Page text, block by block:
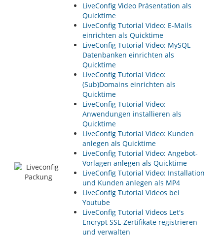
LiveConfig Video Präsentation als
Quicktime
LiveConfig Tutorial Video: E-Mails
einrichten als Quicktime
LiveConfig Tutorial Video: MySQL
Datenbanken einrichten als
Quicktime
LiveConfig Tutorial Video:
(Sub)Domains einrichten als
Quicktime
LiveConfig Tutorial Video:
Anwendungen installieren als
Quicktime
LiveConfig Tutorial Video: Kunden
anlegen als Quicktime
LiveConfig Tutorial Video: Angebot-
Vorlagen anlegen als Quicktime
LiveConfig Tutorial Video: Installation
und Kunden anlegen als MP4
LiveConfig Tutorial Videos bei
Youtube
LiveConfig Tutorial Videos Let's
Encrypt SSL-Zertifikate registrieren
und verwalten